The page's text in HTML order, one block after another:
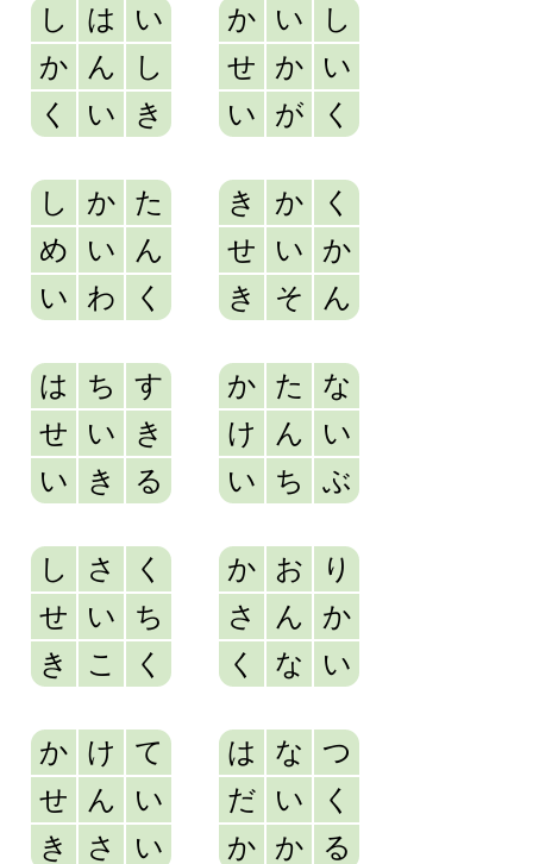
し は
い
か
ん
し
く
い き
か い
し
せ
か
い
い
が く
し か
た
め
い
ん
い
わ く
き か
く
せ
い
か
き
そ ん
は ち
す
せ
い
き
い
き る
か た
な
け
ん
い
い
ち ぶ
し さ
く
せ
い
ち
き
こ く
か お
り
さ
ん
か
く
な い
か け
て
せ
ん
い
き
さ い
は な
つ
だ
い
く
か
か る